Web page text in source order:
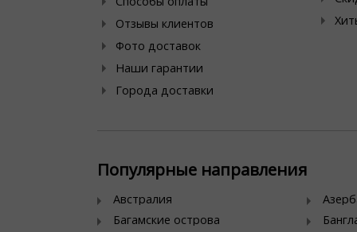
Отзывы клиентов
Фото доставок
Наши гарантии
Города доставки
Популярные направления
Австралия
Багамские острова